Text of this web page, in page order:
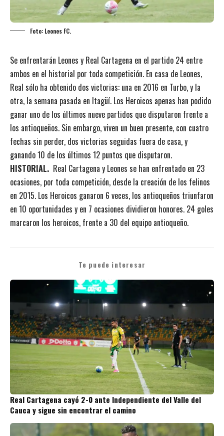
Foto: Leones FC.
Se enfrentarán Leones y Real Cartagena en el partido 24 entre
ambos en el historial por toda competición. En casa de Leones,
Real sólo ha obtenido dos victorias: una en 2016 en Turbo, y la
otra, la semana pasada en Itagüí. Los Heroicos apenas han podido
ganar uno de los últimos nueve partidos que disputaron frente a
los antioqueños. Sin embargo, viven un buen presente, con cuatro
fechas sin perder, dos victorias seguidas fuera de casa, y
ganando 10 de los últimos 12 puntos que disputaron.
HISTORIAL. Real Cartagena y Leones se han enfrentado en 23
ocasiones, por toda competición, desde la creación de los felinos
en 2015. Los Heroicos ganaron 6 veces, los antioqueños triunfaron
en 10 oportunidades y en 7 ocasiones dividieron honores. 24 goles
marcaron los heroicos, frente a 30 del equipo antioqueño.
Te puede interesar
Real Cartagena cayó 2-0 ante Independiente del Valle del
Cauca y sigue sin encontrar el camino